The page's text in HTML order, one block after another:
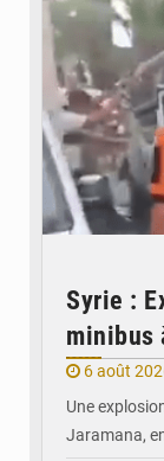
Syrie :
minibus
6 août
Une
Jaramana,